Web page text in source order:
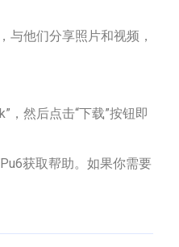
与他们分享照片和视频，
，然后点击“下载”按钮即
获取帮助。如果你需要